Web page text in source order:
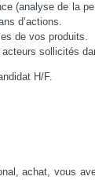
(analyse de la
d’actions.
de vos produits.
sollicités
H/F.
achat, vous